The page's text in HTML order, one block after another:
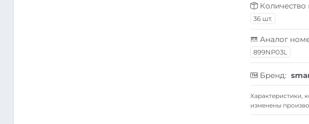
Количество
36 шт.
Аналог
899NP03L
Бренд:
Xарактеристики,
изменены